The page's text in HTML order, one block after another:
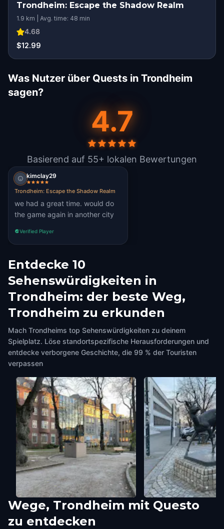
Trondheim: Escape the Shadow Realm
1.9 km | Avg. time: 48 min
4.68
$12.99
Was Nutzer über Quests in Trondheim
sagen?
4.7
Basierend auf 55+ lokalen Bewertungen
kimclay29
Trondheim: Escape the Shadow Realm
we had a great time. would do
the game again in another city
Verified Player
Entdecke 10
Sehenswürdigkeiten in
Trondheim: der beste Weg,
Trondheim zu erkunden
Mach Trondheims top Sehenswürdigkeiten zu deinem
Spielplatz. Löse standortspezifische Herausforderungen und
entdecke verborgene Geschichte, die 99 % der Touristen
verpassen
Stiftsgården Courtyard
Trondheim, Norway
Wild Sculpture
Wege, Trondheim mit Questo
zu entdecken